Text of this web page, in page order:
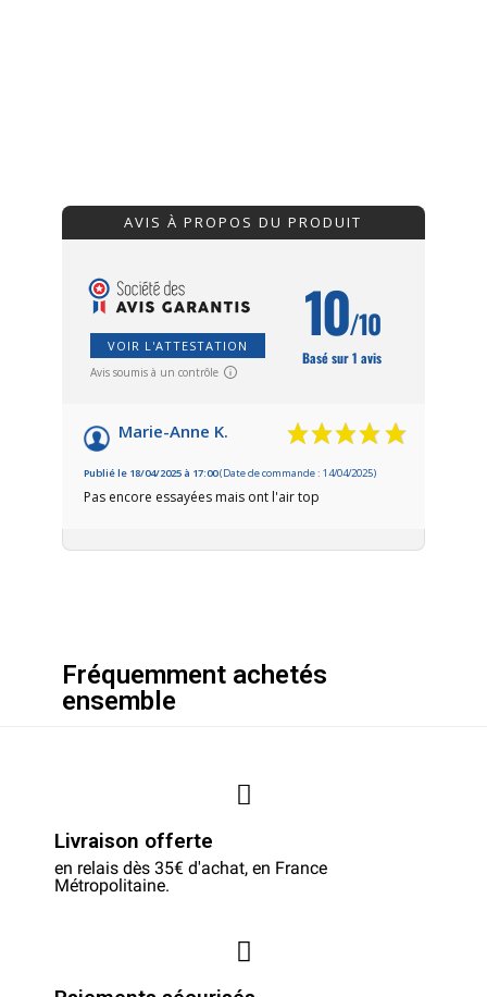
AVIS À PROPOS DU PRODUIT
VOIR L'ATTESTATION
Avis soumis à un contrôle
10/10
Basé sur 1 avis
Marie-Anne K.
Publié le 18/04/2025 à 17:00(Date de commande : 14/04/2025)
Pas encore essayées mais ont l'air top
Fréquemment achetés
ensemble
Livraison offerte
en relais dès 35€ d'achat, en France
Métropolitaine.